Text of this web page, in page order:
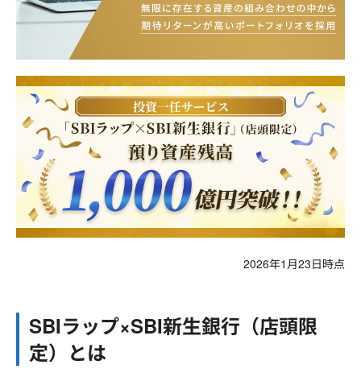
2026年1月23日時点
SBIラップ×SBI新生銀行（店頭限
定）とは